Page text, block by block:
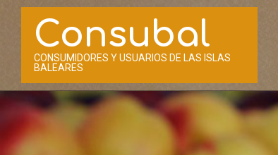
Saltar
contenidoConsubal
CONSUMIDORES Y USUARIOS DE LAS ISLAS
BALEARES